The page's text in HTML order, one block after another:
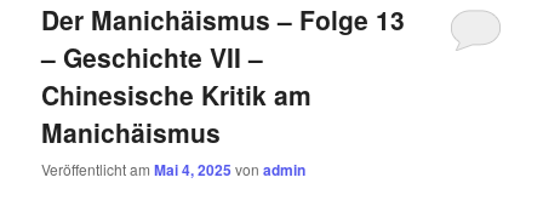
Der Manichäismus – Folge 13
– Geschichte VII –
Chinesische Kritik am
Manichäismus
Veröffentlicht amMai 4, 2025 vonadmin